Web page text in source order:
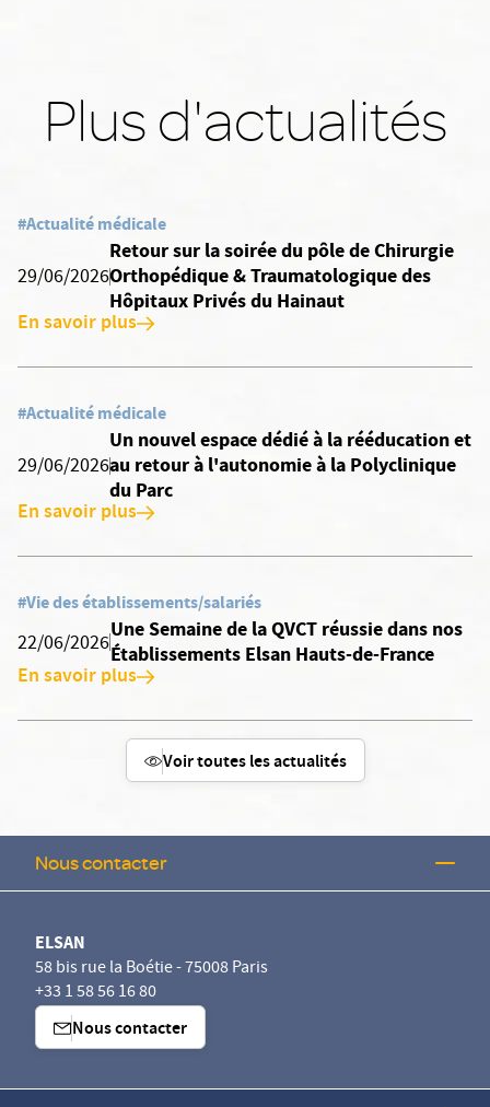
Plus d'actualités
#Actualité médicale
29/06/2026
Retour sur la soirée du pôle de Chirurgie
Orthopédique & Traumatologique des
Hôpitaux Privés du Hainaut
En savoir plus
#Actualité médicale
29/06/2026
Un nouvel espace dédié à la rééducation et
au retour à l'autonomie à la Polyclinique
du Parc
En savoir plus
#Vie des établissements/salariés
22/06/2026
Une Semaine de la QVCT réussie dans nos
Établissements Elsan Hauts-de-France
En savoir plus
Voir toutes les actualités
Nous contacter
ELSAN
58 bis rue la Boétie - 75008 Paris
+33 1 58 56 16 80
Nous contacter